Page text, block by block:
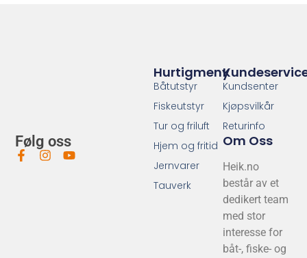
Følg oss
Kundsenter
Kjøpsvilkår
Returinfo
Om Oss
Heik.no
består av et
dedikert team
med stor
interesse for
båt-, fiske- og
Hurtigmeny
Båtutstyr
Fiskeutstyr
Tur og friluft
Hjem og fritid
Jernvarer
Tauverk